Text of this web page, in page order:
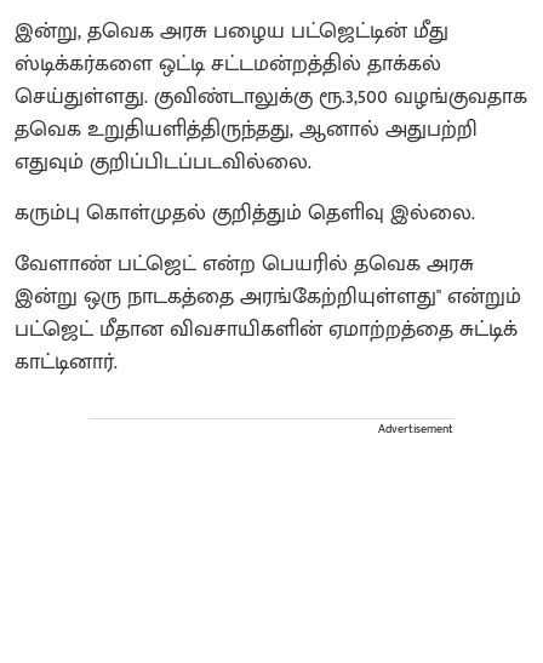
இன்று, தவெக அரசு பழைய பட்ஜெட்டின் மீது
ஸ்டிக்கர்களை ஒட்டி சட்டமன்றத்தில் தாக்கல்
செய்துள்ளது. குவிண்டாலுக்கு ரூ.3,500 வழங்குவதாக
தவெக உறுதியளித்திருந்தது, ஆனால் அதுபற்றி
எதுவும் குறிப்பிடப்படவில்லை.
கரும்பு கொள்முதல் குறித்தும் தெளிவு இல்லை.
வேளாண் பட்ஜெட் என்ற பெயரில் தவெக அரசு
இன்று ஒரு நாடகத்தை அரங்கேற்றியுள்ளது" என்றும்
பட்ஜெட் மீதான விவசாயிகளின் ஏமாற்றத்தை சுட்டிக்
காட்டினார்.
Advertisement